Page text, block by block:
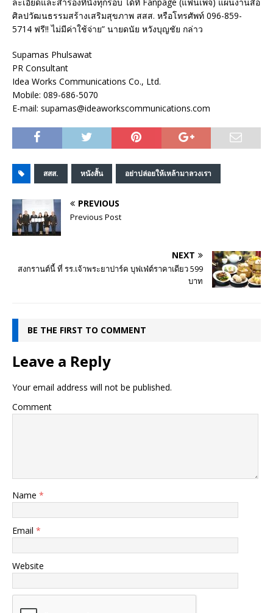
ศิลปวัฒนธรรมสร้างเสริมสุขภาพ สสส. หรือโทรศัพท์ 096-859-
5714 ฟรี!! ไม่มีค่าใช้จ่าย” นายดนัย หวังบุญชัย กล่าว
Supamas Phulsawat
PR Consultant
Idea Works Communications Co., Ltd.
Mobile: 089-686-5070
E-mail: supamas@ideaworkscommunications.com
สสส. หนังสั้น อย่าปล่อยให้เหล้ามาลวงเรา
PREVIOUS
Previous Post
NEXT
สงกรานต์นี้ ที่ รร.เจ้าพระยาปาร์ค บุฟเฟ่ต์ราคาเดียว 599
บาท
BE THE FIRST TO COMMENT
Leave a Reply
Your email address will not be published.
Comment
Name *
Email *
Website